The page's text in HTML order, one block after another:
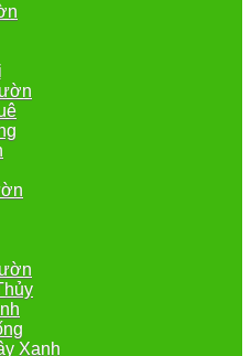
Xanh